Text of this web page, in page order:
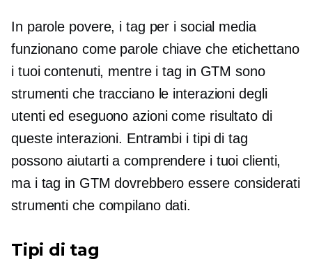
In parole povere, i tag per i social media
funzionano come parole chiave che etichettano
i tuoi contenuti, mentre i tag in GTM sono
strumenti che tracciano le interazioni degli
utenti ed eseguono azioni come risultato di
queste interazioni. Entrambi i tipi di tag
possono aiutarti a comprendere i tuoi clienti,
ma i tag in GTM dovrebbero essere considerati
strumenti che compilano dati.
Tipi di tag